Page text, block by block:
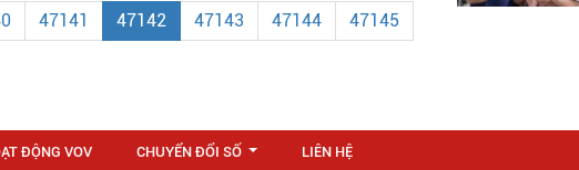
47141 47142 47143 47144
47145
ĐỘNG VOV CHUYỂN ĐỔI SỐ LIÊN HỆ